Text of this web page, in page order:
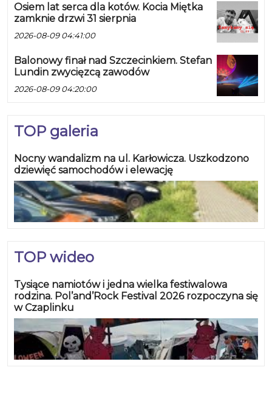
Osiem lat serca dla kotów. Kocia Miętka
zamknie drzwi 31 sierpnia
2026-08-09 04:41:00
Balonowy finał nad Szczecinkiem. Stefan
Lundin zwycięzcą zawodów
2026-08-09 04:20:00
TOP galeria
Nocny wandalizm na ul. Karłowicza. Uszkodzono
dziewięć samochodów i elewację
TOP wideo
Tysiące namiotów i jedna wielka festiwalowa
rodzina. Pol’and’Rock Festival 2026 rozpoczyna się
w Czaplinku